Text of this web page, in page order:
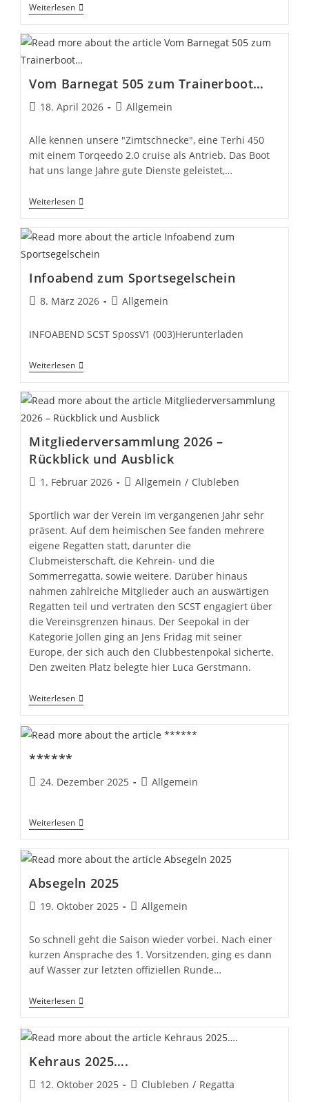
WeiterlesenKehrein
Regatta
2026
Vom Barnegat 505 zum Trainerboot…
Beitrag
18. April 2026
Beitrags-
Allgemein
Alle kennen unsere "Zimtschnecke", eine Terhi 450
mit einem Torqeedo 2.0 cruise als Antrieb. Das Boot
hat uns lange Jahre gute Dienste geleistet,…
WeiterlesenVom
Barnegat
Zum
Infoabend zum Sportsegelschein
Beitrag
8. März 2026
Beitrags-
Allgemein
INFOABEND SCST SpossV1 (003)Herunterladen
WeiterlesenInfoabend
Zum
Mitgliederversammlung 2026 –
Rückblick und Ausblick
Beitrag
1. Februar 2026
Beitrags-
Allgemein / Clubleben
Sportlich war der Verein im vergangenen Jahr sehr
präsent. Auf dem heimischen See fanden mehrere
eigene Regatten statt, darunter die
Clubmeisterschaft, die Kehrein- und die
Sommerregatta, sowie weitere. Darüber hinaus
nahmen zahlreiche Mitglieder auch an auswärtigen
Regatten teil und vertraten den SCST engagiert über
die Vereinsgrenzen hinaus. Der Seepokal in der
Kategorie Jollen ging an Jens Fridag mit seiner
Europe, der sich auch den Clubbestenpokal sicherte.
Den zweiten Platz belegte hier Luca Gerstmann.
WeiterlesenMitgliederversammlung
2026
Rückblick
Und
******
Beitrag
24. Dezember 2025
Beitrags-
Allgemein
Weiterlesen******
Absegeln 2025
Beitrag
19. Oktober 2025
Beitrags-
Allgemein
So schnell geht die Saison wieder vorbei. Nach einer
kurzen Ansprache des 1. Vorsitzenden, ging es dann
auf Wasser zur letzten offiziellen Runde…
WeiterlesenAbsegeln
2025
Kehraus 2025….
Beitrag
12. Oktober 2025
Beitrags-
Clubleben / Regatta